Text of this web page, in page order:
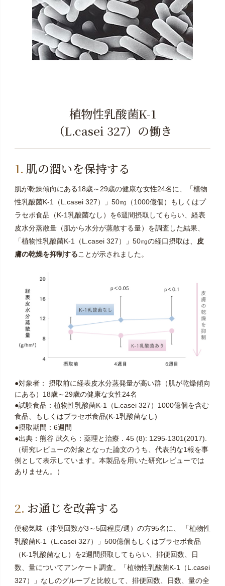
植物性乳酸菌K-1
（L.casei 327）の働き
肌の潤いを保持する
肌が乾燥傾向にある18歳～29歳の健康な女性24名に、「植物
性乳酸菌K-1（L.casei 327）」50㎎（1000億個）もしくはプ
ラセボ食品（K-1乳酸菌なし）を6週間摂取してもらい、経表
皮水分蒸散量（肌から水分が蒸散する量）を調査した結果、
「植物性乳酸菌K-1（L.casei 327）」50㎎の経口摂取は、
皮
膚の乾燥を抑制することが示されました。
●対象者： 摂取前に経表皮水分蒸発量が高い群（肌が乾燥傾向
にある）18歳～29歳の健康な女性24名
●試験食品：植物性乳酸菌K-1（L.casei 327）1000億個を含む
食品、もしくはプラセボ食品(K-1乳酸菌なし)
●摂取期間：6週間
●出典：熊谷 武久ら：薬理と治療．45 (8): 1295-1301(2017).
（研究レビューの対象となった論文のうち、代表的な1報を事
例として表示しています。本製品を用いた研究レビューでは
ありません。）
お通じを改善する
便秘気味（排便回数が3～5回程度/週）の方95名に、 「植物性
乳酸菌K-1（L.casei 327）」500億個もしくはプラセボ食品
（K-1乳酸菌なし）を2週間摂取してもらい、排便回数、日
数、量についてアンケート調査。「植物性乳酸菌K-1（L.casei
327）」なしのグループと比較して、排便回数、日数、量の全